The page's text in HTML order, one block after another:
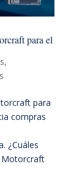
para el
,
para
compras
¿Cuáles
Motorcraft